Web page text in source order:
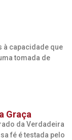
à capacidade que
tomada de
Graça
da Verdadeira
fé é testada pelo